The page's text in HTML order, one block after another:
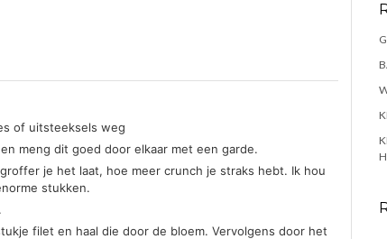
of uitsteeksels weg
meng dit goed door elkaar met een garde.
je het laat, hoe meer crunch je straks hebt. Ik hou
stukken.
filet en haal die door de bloem. Vervolgens door het